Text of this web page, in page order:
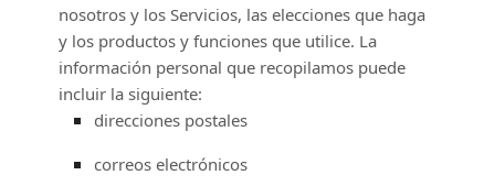
nosotros y los Servicios, las elecciones que haga
y los productos y funciones que utilice. La
información personal que recopilamos puede
incluir la siguiente:
direcciones postales
correos electrónicos